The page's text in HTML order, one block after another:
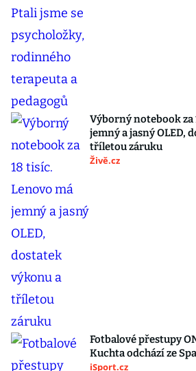
Výborný notebook za
jemný a jasný OLED,
tříletou záruku
Živě.cz
Fotbalové přestupy
Kuchta odchází ze
iSport.cz